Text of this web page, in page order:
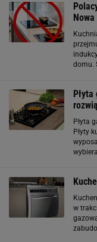
domu.
Płyta
Płyty
w